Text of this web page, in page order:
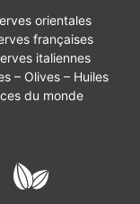
orientales
françaises
italiennes
– Olives – Huiles
du monde